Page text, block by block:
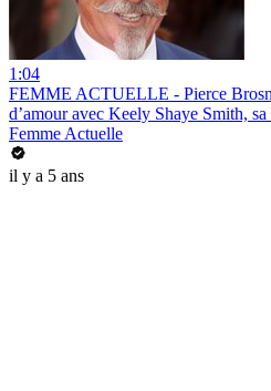
1:04
FEMME ACTUELLE - Pierce
d’amour avec Keely Shaye Smith,
Femme Actuelle
il y a 5 ans